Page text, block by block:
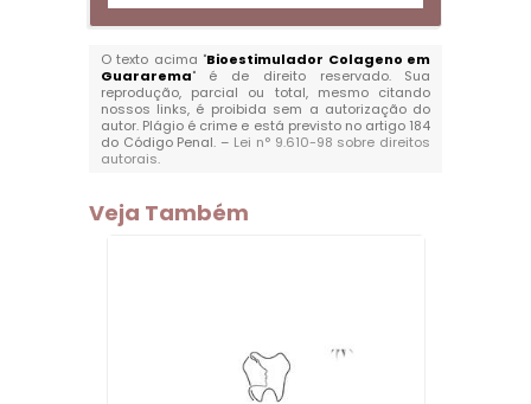
O texto acima "Bioestimulador Colageno em
Guararema" é de direito reservado. Sua
reprodução, parcial ou total, mesmo citando
nossos links, é proibida sem a autorização do
autor. Plágio é crime e está previsto no artigo 184
do Código Penal. – Lei n° 9.610-98 sobre direitos
autorais.
Veja Também